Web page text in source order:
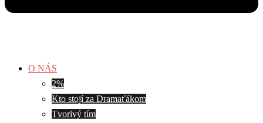
O NÁS
2%
Kto stojí za Dramaťákom
Tvorivý tím